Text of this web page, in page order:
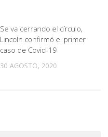
Se va cerrando el círculo,
Lincoln confirmó el primer
caso de Covid-19
30 AGOSTO, 2020